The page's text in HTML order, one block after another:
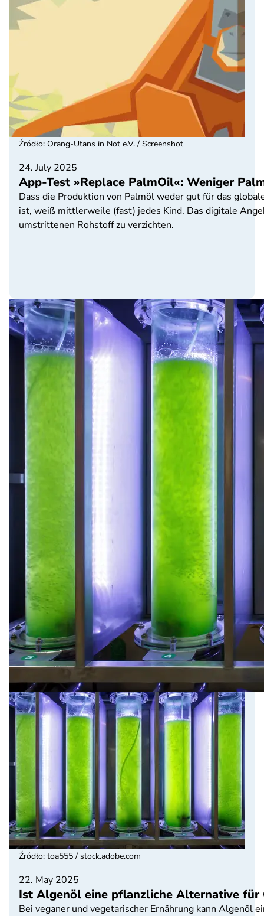
24. July 2025
App-Test »Replace PalmOil«: Weniger
Dass die Produktion von Palmöl weder gut für das
ist, weiß mittlerweile (fast) jedes Kind. Das digitale
umstrittenen Rohstoff zu verzichten.
Źródło: Orang-Utans in Not e.V. / Screenshot
22. May 2025
Ist Algenöl eine pflanzliche Alternative für
Bei veganer und vegetarischer Ernährung kann Algenöl
Źródło: toa555 / stock.adobe.com